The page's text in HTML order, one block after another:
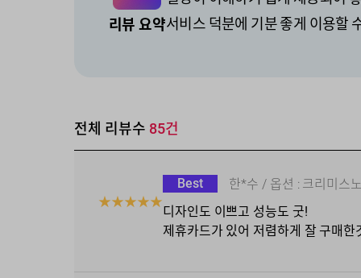
리뷰 요약서비스 덕분에 기분 좋게 이용할
전체 리뷰수 85건
★★★★★
Best 한*수 / 옵션 : 크리미스
디자인도 이쁘고 성능도 굿!
제휴카드가 있어 저렴하게 잘 구매